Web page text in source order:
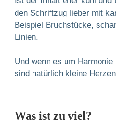
den Schriftzug lieber mit
Beispiel Bruchstücke,
Linien.
Und wenn es um Harmonie
sind natürlich kleine
Was ist zu viel?